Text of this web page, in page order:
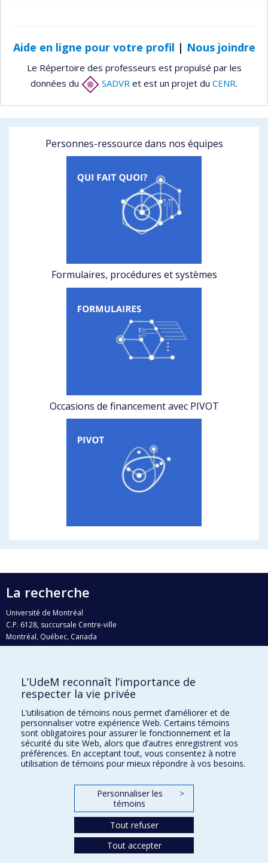
Aide en ligne pour votre profil | Nous joindre
Le Répertoire des professeurs est propulsé par les
données du
SADVR et est un projet du CENR.
Personnes-ressource dans nos équipes
Formulaires, procédures et systèmes
Occasions de financement avec PIVOT
La recherche
Université de Montréal
C.P. 6128, succursale Centre-ville
Montréal, Québec, Canada
H3C 3J7
Qui fait quoi?
Nous trouver
Plan du site
Accessibilité
L’UdeM reconnaît l’importance de
respecter la vie privée
L’utilisation de témoins nous permet d’améliorer et de
personnaliser votre expérience Web. Certains témoins
sont obligatoires pour assurer le fonctionnement et la
sécurité du site Web, alors que d’autres enregistrent vos
préférences. En acceptant tout, vous consentez à notre
utilisation de témoins pour mieux répondre à vos besoins.
Personnaliser les
témoins
>
Tout refuser
Tout accepter